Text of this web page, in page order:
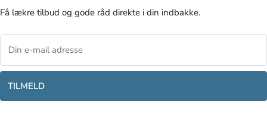
Få lækre tilbud og gode råd direkte i din indbakke.
TILMELD